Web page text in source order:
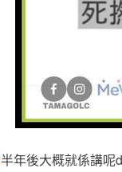
半年後大概就係講呢